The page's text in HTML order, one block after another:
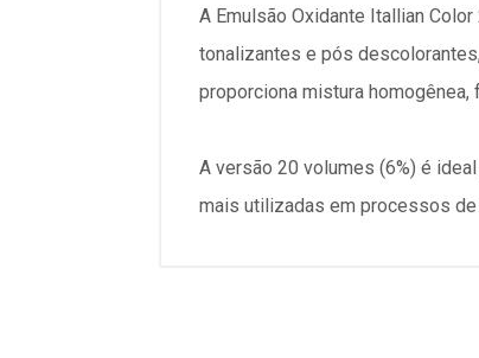
A Emulsão Oxidante Itallian
tonalizantes e pós
proporciona mistura
A versão 20 volumes (6%) é
mais utilizadas em processos de